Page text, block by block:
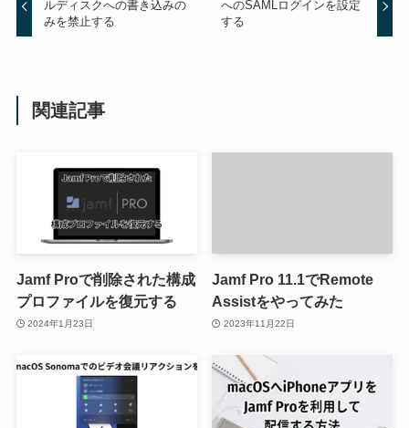
ルディスクへの書き込みの
みを禁止する
へのSAMLログインを設定
する
関連記事
Jamf Proで削除された構成
プロファイルを復元する
2024年1月23日
Jamf Pro 11.1でRemote
Assistをやってみた
2023年11月22日